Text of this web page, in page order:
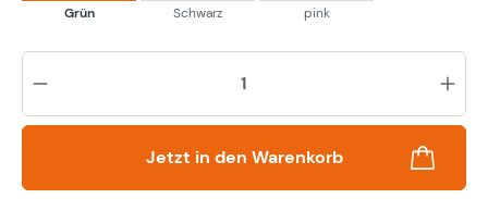
Grün Schwarz pink
Jetzt in den Warenkorb